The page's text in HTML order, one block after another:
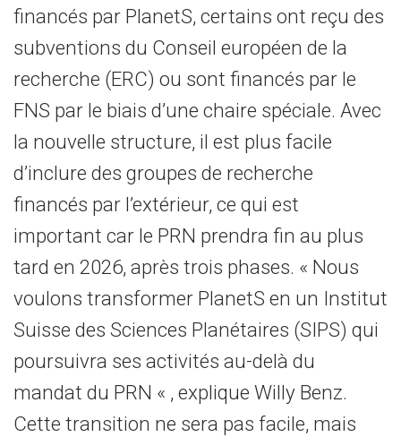
financés par PlanetS, certains ont reçu des
subventions du Conseil européen de la
recherche (ERC) ou sont financés par le
FNS par le biais d’une chaire spéciale. Avec
la nouvelle structure, il est plus facile
d’inclure des groupes de recherche
financés par l’extérieur, ce qui est
important car le PRN prendra fin au plus
tard en 2026, après trois phases. « Nous
voulons transformer PlanetS en un Institut
Suisse des Sciences Planétaires (SIPS) qui
poursuivra ses activités au-delà du
mandat du PRN « , explique Willy Benz.
Cette transition ne sera pas facile, mais